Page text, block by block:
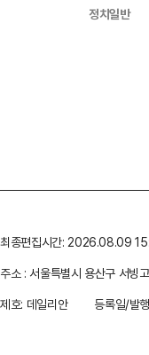
정치일반
최종편집시간: 2026.08.09
주소 : 서울특별시 용산구 서빙
제호: 데일리안
등록일/발